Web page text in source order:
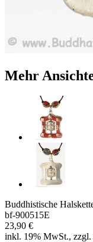
Mehr
Buddhistische
bf-900515E
23,90 €
inkl. 19% MwSt., zzgl.